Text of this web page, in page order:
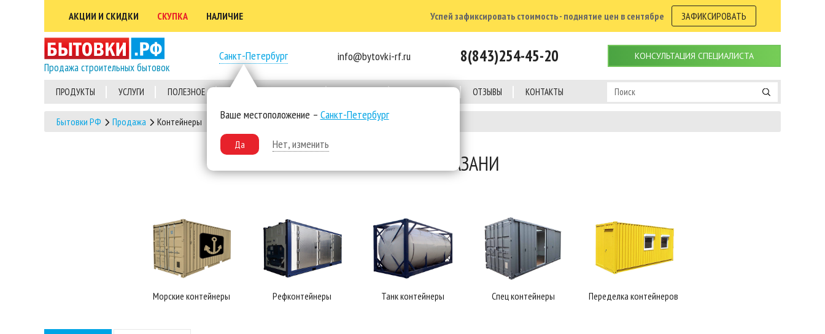
АКЦИИ И СКИДКИ СКУПКА НАЛИЧИЕ Успей зафиксировать стоимость - поднятие цен в сентябре ЗАФИКСИРОВАТЬ
Продажа строительных бытовок
Санкт-Петербург
Ваше местоположение – Санкт-Петербург
Да Нет, изменить
info@bytovki-rf.ru 8(843)254-45-20 КОНСУЛЬТАЦИЯ СПЕЦИАЛИСТА
ПРОДУКТЫ УСЛУГИ ПОЛЕЗНОЕ ОТЗЫВЫ КОНТАКТЫ
Бытовки РФ Продажа Контейнеры
КОНТЕЙНЕРЫ В КАЗАНИ
Морские контейнеры Рефконтейнеры Танк контейнеры Спец контейнеры Переделка контейнеров